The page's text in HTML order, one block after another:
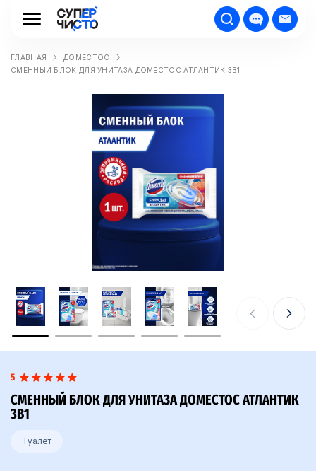
ГЛАВНАЯ
ДОМЕСТОС
СМЕННЫЙ БЛОК ДЛЯ УНИТАЗА ДОМЕСТОС АТЛАНТИК 3В1
5
СМЕННЫЙ БЛОК ДЛЯ УНИТАЗА ДОМЕСТОС АТЛАНТИК
3В1
Туалет